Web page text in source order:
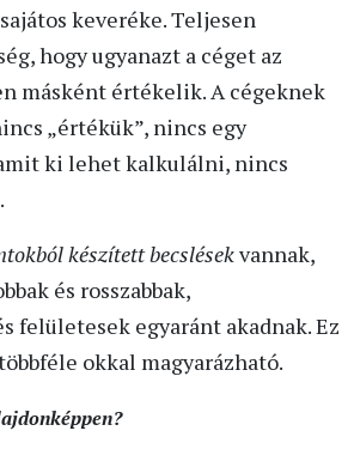
keveréke. Teljesen
hogy ugyanazt a céget az
másként értékelik. A cégeknek
„értékük”, nincs egy
ki lehet kalkulálni, nincs
készített becslésekvannak,
és rosszabbak,
felületesek egyaránt akadnak. Ez
okkal magyarázható.